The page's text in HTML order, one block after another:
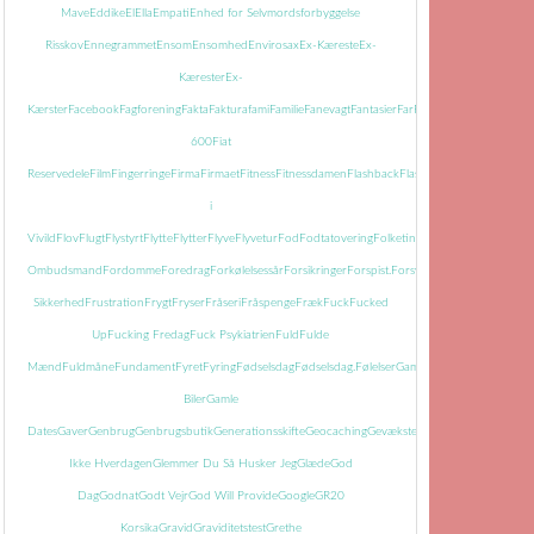
MaveEddikeEl Ella Empati Enhed for Selvmordsforbyggelse
RisskovEnnegrammetEnsomEnsomhed EnvirosaxEx-KæresteEx-
KæresterEx-
KærsterFacebookFagforeningFakta FakturafamiFamilieFanevagtFantasierFarFarmor
600Fiat
ReservedeleFilmFingerringeFirma FirmaetFitnessFitnessdamen FlashbackFlasker
i
Vivild FlovFlugtFlystyrtFlytteFlytterFlyveFlyveturFod FodtatoveringFolketingets
Ombudsmand FordommeForedragForkølelsessårForsikringerForspist.Forsvundet
Sikkerhed Frustration FrygtFryserFråseriFråspengeFrækFuckFucked
Up Fucking FredagFuck Psykiatrien Fuld Fulde
Mænd FuldmåneFundamentFyretFyringFødselsdagFødselsdag.FølelserGamle
BilerGamle
DatesGaverGenbrugGenbrugsbutikGenerationsskifteGeocachingGevækster
Ikke HverdagenGlemmer Du Så Husker JegGlædeGod
DagGodnatGodt VejrGod Will ProvideGoogleGR20
KorsikaGravid GraviditetstestGrethe